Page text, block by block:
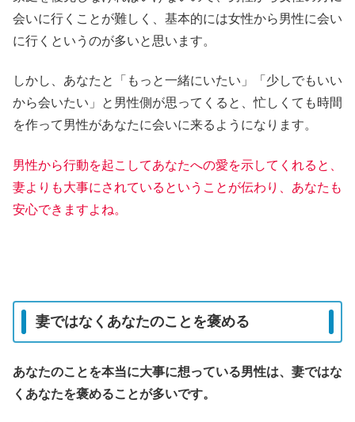
会いに行くことが難しく、基本的には女性から男性に会い
に行くというのが多いと思います。
しかし、あなたと「もっと一緒にいたい」「少しでもいい
から会いたい」と男性側が思ってくると、忙しくても時間
を作って男性があなたに会いに来るようになります。
男性から行動を起こしてあなたへの愛を示してくれると、
妻よりも大事にされているということが伝わり、あなたも
安心できますよね。
妻ではなくあなたのことを褒める
あなたのことを本当に大事に想っている男性は、妻ではな
くあなたを褒めることが多いです。